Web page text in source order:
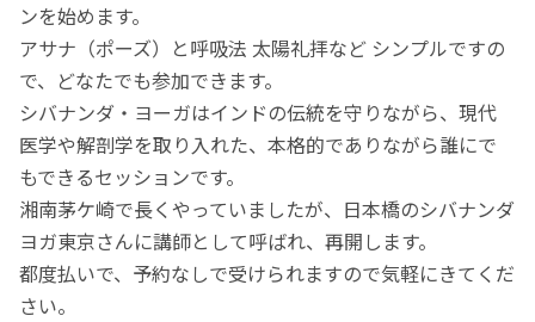
ンを始めます。
アサナ（ポーズ）と呼吸法 太陽礼拝など シンプルですの
で、どなたでも参加できます。
シバナンダ・ヨーガはインドの伝統を守りながら、現代
医学や解剖学を取り入れた、本格的でありながら誰にで
もできるセッションです。
湘南茅ケ崎で長くやっていましたが、日本橋のシバナンダ
ヨガ東京さんに講師として呼ばれ、再開します。
都度払いで、予約なしで受けられますので気軽にきてくだ
さい。